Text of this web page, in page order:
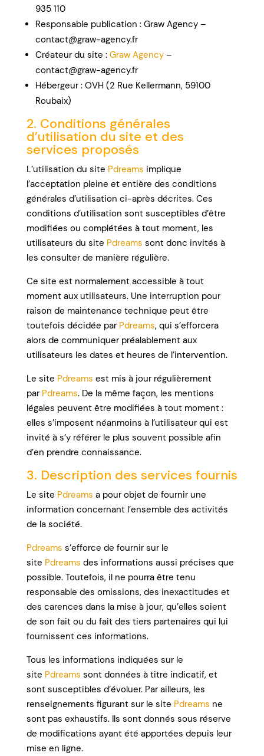
935 110
Responsable publication : Graw Agency –
contact@graw-agency.fr
Créateur du site : Graw Agency–
contact@graw-agency.fr
Hébergeur : OVH (2 Rue Kellermann, 59100
Roubaix)
2. Conditions générales
d’utilisation du site et des
services proposés
L’utilisation du site Pdreams implique
l’acceptation pleine et entière des conditions
générales d’utilisation ci-après décrites. Ces
conditions d’utilisation sont susceptibles d’être
modifiées ou complétées à tout moment, les
utilisateurs du site Pdreams sont donc invités à
les consulter de manière régulière.
Ce site est normalement accessible à tout
moment aux utilisateurs. Une interruption pour
raison de maintenance technique peut être
toutefois décidée par Pdreams, qui s’efforcera
alors de communiquer préalablement aux
utilisateurs les dates et heures de l’intervention.
Le site Pdreams est mis à jour régulièrement
par Pdreams. De la même façon, les mentions
légales peuvent être modifiées à tout moment :
elles s’imposent néanmoins à l’utilisateur qui est
invité à s’y référer le plus souvent possible afin
d’en prendre connaissance.
3. Description des services fournis
Le site Pdreams a pour objet de fournir une
information concernant l’ensemble des activités
de la société.
Pdreams s’efforce de fournir sur le
site Pdreams des informations aussi précises que
possible. Toutefois, il ne pourra être tenu
responsable des omissions, des inexactitudes et
des carences dans la mise à jour, qu’elles soient
de son fait ou du fait des tiers partenaires qui lui
fournissent ces informations.
Tous les informations indiquées sur le
site Pdreams sont données à titre indicatif, et
sont susceptibles d’évoluer. Par ailleurs, les
renseignements figurant sur le site Pdreams ne
sont pas exhaustifs. Ils sont donnés sous réserve
de modifications ayant été apportées depuis leur
mise en ligne.